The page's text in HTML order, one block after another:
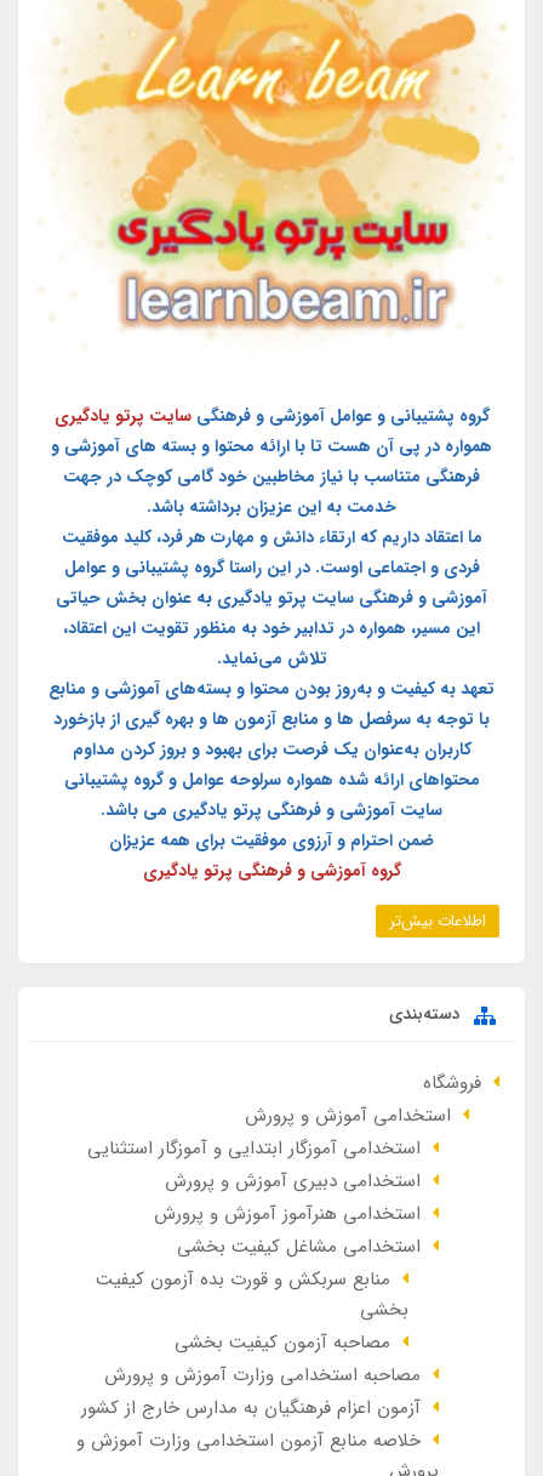
گروه پشتیبانی و عوامل آموزشی و فرهنگی سایت پرتو یادگیری
همواره در پی آن هست تا با ارائه محتوا و بسته های آموزشی و
فرهنگی متناسب با نیاز مخاطبین خود گامی کوچک در جهت
خدمت به این عزیزان برداشته باشد.
ما اعتقاد داریم که ارتقاء دانش و مهارت هر فرد، کلید موفقیت
فردی و اجتماعی اوست. در این راستا گروه پشتیبانی و عوامل
آموزشی و فرهنگی سایت پرتو یادگیری به عنوان بخش حیاتی
این مسیر، همواره در تدابیر خود به منظور تقویت این اعتقاد،
تلاش می‌نماید.
تعهد به کیفیت و به‌روز بودن محتوا و بسته‌های آموزشی و منابع
با توجه به سرفصل ها و منابع آزمون ها و بهره گیری از بازخورد
کاربران به‌عنوان یک فرصت برای بهبود و بروز کردن مداوم
محتواهای ارائه شده همواره سرلوحه عوامل و گروه پشتیبانی
سایت آموزشی و فرهنگی پرتو یادگیری می باشد.
ضمن احترام و آرزوی موفقیت برای همه عزیزان
گروه آموزشی و فرهنگی پرتو یادگیری
اطلاعات بیش‌تر
دسته‌بندی
فروشگاه
استخدامی آموزش و پرورش
استخدامی آموزگار ابتدایی و آموزگار استثنایی
استخدامی دبیری آموزش و پرورش
استخدامی هنرآموز آموزش و پرورش
استخدامی مشاغل کیفیت بخشی
منابع سربکش و قورت بده آزمون کیفیت
بخشی
مصاحبه آزمون کیفیت بخشی
مصاحبه استخدامی وزارت آموزش و پرورش
آزمون اعزام فرهنگیان به مدارس خارج از کشور
خلاصه منابع آزمون استخدامی وزارت آموزش و